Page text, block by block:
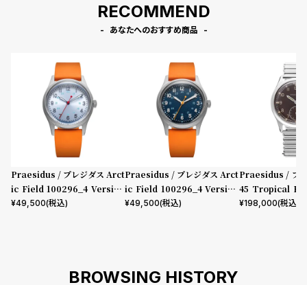
RECOMMEND
あなたへのおすすめ商品
Praesidus / プレジダス Arct
ic Field 100296_4 Version
A
¥49,500(税込)
Praesidus / プレジダス Arct
ic Field 100296_4 Version
C
¥49,500(税込)
Praesidus / プ
45 Tropical
Bracelet
¥198,000(税込)
BROWSING HISTORY